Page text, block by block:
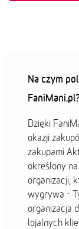
Na czym
Dzięki
okazji
zakupami
określony
organizacji,
wygrywa -
organizacja
lojalnych